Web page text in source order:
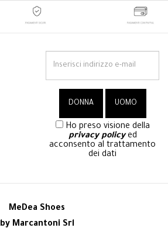
Ho preso visione della
privacy policyed
acconsento al trattamento
dei dati
MeDea Shoes
by Marcantoni Srl